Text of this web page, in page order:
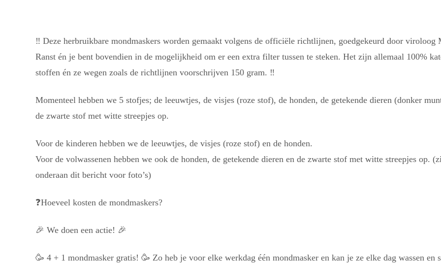
‼️ Deze herbruikbare mondmaskers worden gemaakt volgens de officiële richtlijnen, goedgekeurd door viroloog
Ranst én je bent bovendien in de mogelijkheid om er een extra filter tussen te steken. Het zijn allemaal 100%
stoffen én ze wegen zoals de richtlijnen voorschrijven 150 gram. ‼️
Momenteel hebben we 5 stofjes; de leeuwtjes, de visjes (roze stof), de honden, de getekende dieren (donker
de zwarte stof met witte streepjes op.
Voor de kinderen hebben we de leeuwtjes, de visjes (roze stof) en de honden.
Voor de volwassenen hebben we ook de honden, de getekende dieren en de zwarte stof met witte streepjes op.
onderaan dit bericht voor foto’s)
❓Hoeveel kosten de mondmaskers?
🎉 We doen een actie! 🎉
🥳 4 + 1 mondmasker gratis! 🥳 Zo heb je voor elke werkdag één mondmasker en kan je ze elke dag wassen en